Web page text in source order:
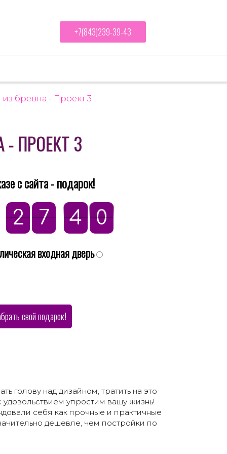
+7(843)239-39-43
бревна - Проект 3
ПРОЕКТ 3
с сайта - подарок!
2
2 7
7 4
3
3
4 0
9
9
0
входная дверь
свой подарок!
голову над дизайном, тратить на это
упростим вашу жизнь!
себя как прочные и практичные
дешевле, чем постройки по